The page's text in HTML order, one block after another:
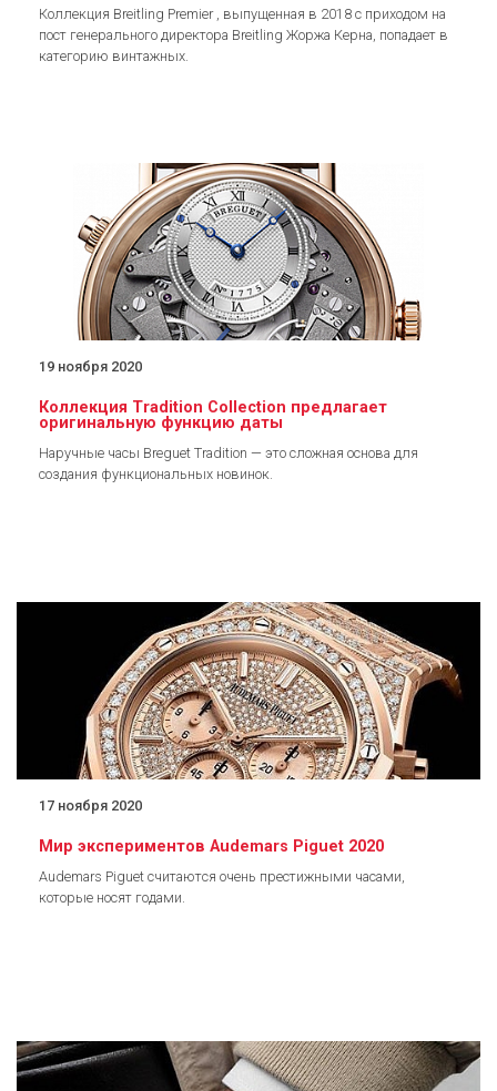
Коллекция Breitling Premier , выпущенная в 2018 с приходом на
пост генерального директора Breitling Жоржа Керна, попадает в
категорию винтажных.
19 ноября 2020
Коллекция Tradition Collection предлагает
оригинальную функцию даты
Наручные часы Breguet Tradition — это сложная основа для
создания функциональных новинок.
17 ноября 2020
Мир экспериментов Audemars Piguet 2020
Audemars Piguet считаются очень престижными часами,
которые носят годами.